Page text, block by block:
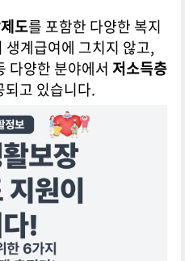
도를 포함한 다양한 복지
계급여에 그치지 않고,
다양한 분야에서 저소득층
되고 있습니다.